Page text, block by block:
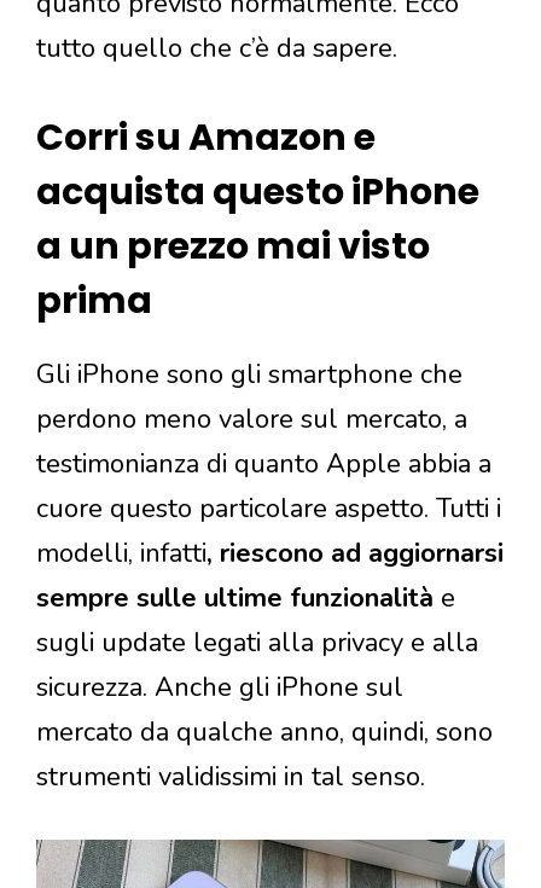
tutto quello che c’è da sapere.
Corri su Amazon e
acquista questo iPhone
a un prezzo mai visto
prima
Gli iPhone sono gli smartphone che
perdono meno valore sul mercato, a
testimonianza di quanto Apple abbia a
cuore questo particolare aspetto. Tutti i
modelli, infatti, riescono ad aggiornarsi
sempre sulle ultime funzionalità e
sugli update legati alla privacy e alla
sicurezza. Anche gli iPhone sul
mercato da qualche anno, quindi, sono
strumenti validissimi in tal senso.